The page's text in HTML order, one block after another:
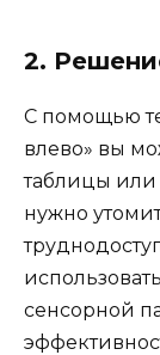
2.
С помощью
влево» вы
таблицы или
нужно
сенсорной